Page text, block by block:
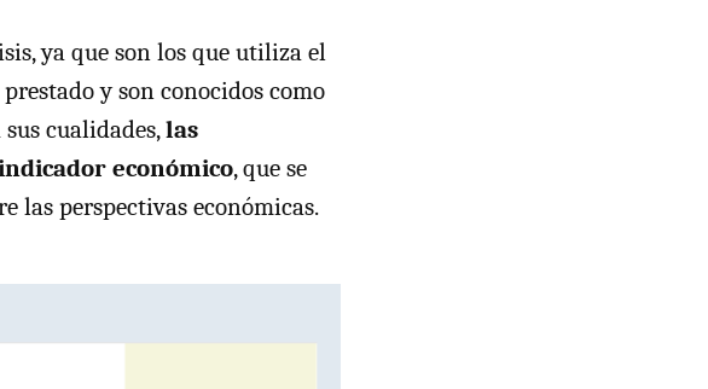
ya que son los que utiliza el
y son conocidos como
cualidades,las
económico, que se
las perspectivas económicas.